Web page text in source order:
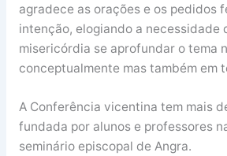
agradece as orações e os pedidos
intenção, elogiando a necessidade
misericórdia se aprofundar o tema
conceptualmente mas também em
A Conferência vicentina tem mais
fundada por alunos e professores
seminário episcopal de Angra.